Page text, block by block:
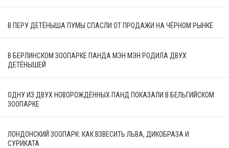
В ПЕРУ ДЕТЁНЫША ПУМЫ СПАСЛИ ОТ ПРОДАЖИ НА ЧЁРНОМ РЫНКЕ
В БЕРЛИНСКОМ ЗООПАРКЕ ПАНДА МЭН МЭН РОДИЛА ДВУХ
ДЕТЁНЫШЕЙ
ОДНУ ИЗ ДВУХ НОВОРОЖДЁННЫХ ПАНД ПОКАЗАЛИ В БЕЛЬГИЙСКОМ
ЗООПАРКЕ
ЛОНДОНСКИЙ ЗООПАРК: КАК ВЗВЕСИТЬ ЛЬВА, ДИКОБРАЗА И
СУРИКАТА